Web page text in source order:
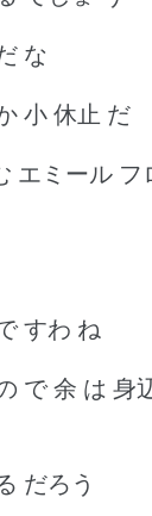
な
小 休止 だ
エミール
すわ ね
で 余 は 身
だろう